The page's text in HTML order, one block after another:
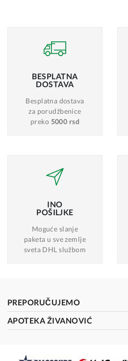
BESPLATNA
DOSTAVA
Besplatna dostava
za porudžbenice
preko 5000 rsd
INO
POŠILJKE
Moguće slanje
paketa u sve zemlje
sveta DHL službom
PREPORUČUJEMO
APOTEKA ŽIVANOVIĆ